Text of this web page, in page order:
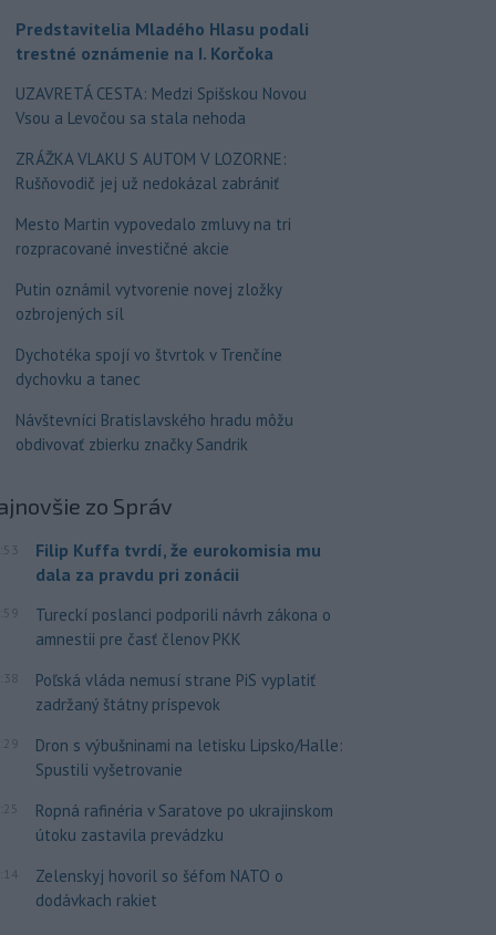
Predstavitelia Mladého Hlasu podali
trestné oznámenie na I. Korčoka
UZAVRETÁ CESTA: Medzi Spišskou Novou
Vsou a Levočou sa stala nehoda
ZRÁŽKA VLAKU S AUTOM V LOZORNE:
Rušňovodič jej už nedokázal zabrániť
Mesto Martin vypovedalo zmluvy na tri
rozpracované investičné akcie
Putin oznámil vytvorenie novej zložky
ozbrojených síl
Dychotéka spojí vo štvrtok v Trenčíne
dychovku a tanec
Návštevníci Bratislavského hradu môžu
obdivovať zbierku značky Sandrik
zo Správ
Filip Kuffa tvrdí, že eurokomisia mu
dala za pravdu pri zonácii
Tureckí poslanci podporili návrh zákona o
amnestii pre časť členov PKK
Poľská vláda nemusí strane PiS vyplatiť
zadržaný štátny príspevok
Dron s výbušninami na letisku Lipsko/Halle:
Spustili vyšetrovanie
Ropná rafinéria v Saratove po ukrajinskom
útoku zastavila prevádzku
Zelenskyj hovoril so šéfom NATO o
dodávkach rakiet